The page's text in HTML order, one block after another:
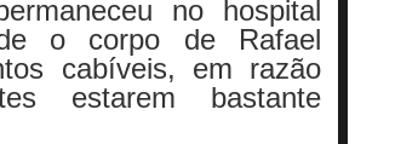
no hospital
o corpo de Rafael
cabíveis, em razão
estarem bastante